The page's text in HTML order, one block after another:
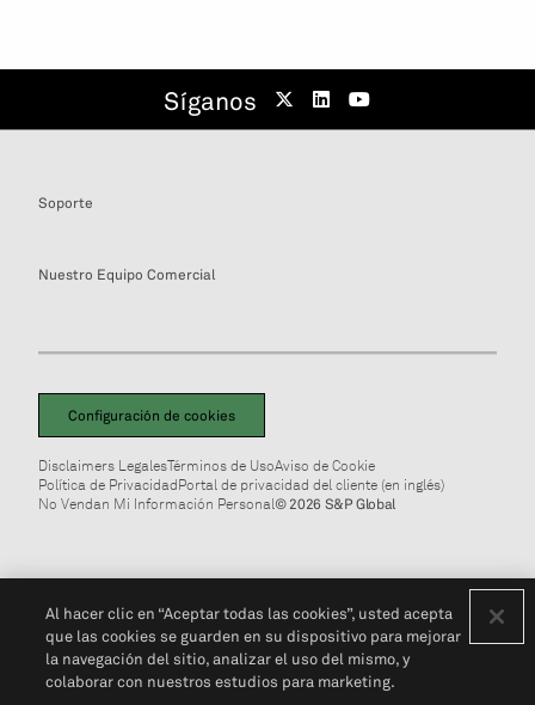
Síganos
Soporte
Nuestro Equipo Comercial
Configuración de cookies
Disclaimers LegalesTérminos de UsoAviso de Cookie
Política de PrivacidadPortal de privacidad del cliente (en inglés)
No Vendan Mi Información Personal© 2026 S&P Global
Al hacer clic en “Aceptar todas las cookies”, usted acepta
que las cookies se guarden en su dispositivo para mejorar
la navegación del sitio, analizar el uso del mismo, y
colaborar con nuestros estudios para marketing.